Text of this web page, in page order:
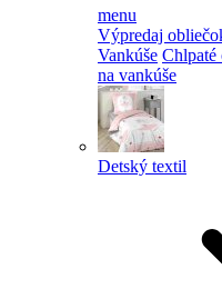
menu
Výpredaj
Vankúše Chlpaté
na vankúše
Detský textil